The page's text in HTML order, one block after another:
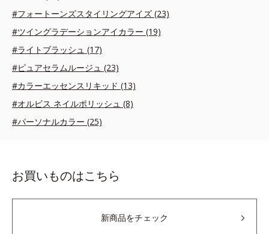
#フォートーンズスタイリングアイズ (23)
#ツイングラデーションアイカラー (19)
#ライトブラッシュ (17)
#ピュアセラムルージュ (23)
#カラーエッセンスリキッド (13)
#オルビス ネイルポリッシュ (8)
#パーソナルカラー (25)
お買いものはこちら
新商品をチェック